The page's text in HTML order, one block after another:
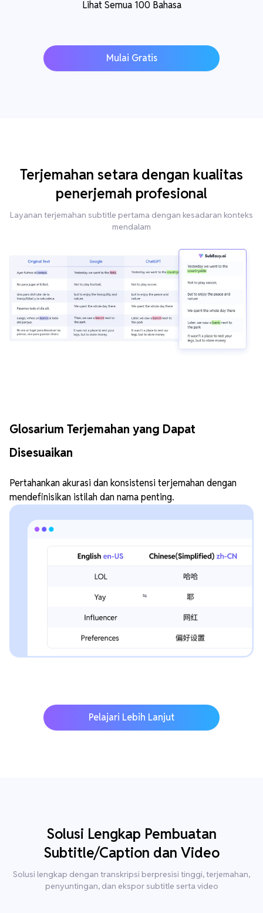
Lihat Semua 100 Bahasa
Mulai Gratis
Terjemahan setara dengan kualitas
penerjemah profesional
Layanan terjemahan subtitle pertama dengan kesadaran konteks
mendalam
Glosarium Terjemahan yang Dapat
Disesuaikan
Pertahankan akurasi dan konsistensi terjemahan dengan
mendefinisikan istilah dan nama penting.
Pelajari Lebih Lanjut
Solusi Lengkap Pembuatan
Subtitle/Caption dan Video
Solusi lengkap dengan transkripsi berpresisi tinggi, terjemahan,
penyuntingan, dan ekspor subtitle serta video